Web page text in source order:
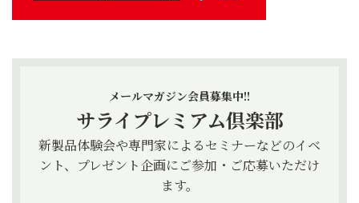
メールマガジン会員募集中!!
サライプレミアム倶楽部
新製品体験会や専門家によるセミナーなどのイベ
ント、プレゼント企画にご参加・ご応募いただけ
ます。